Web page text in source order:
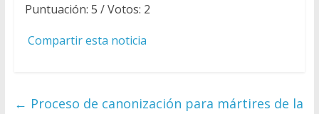
Puntuación: 5 / Votos: 2
Compartir esta noticia
← Proceso de canonización para mártires de la